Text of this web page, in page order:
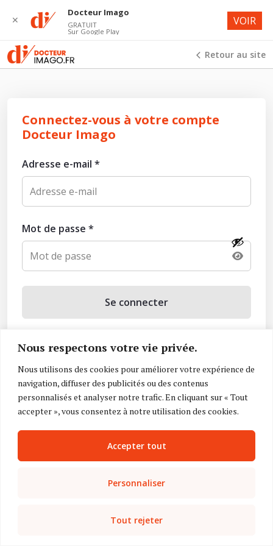
Nous respectons votre vie privée.
Nous utilisons des cookies pour améliorer votre expérience de
navigation, diffuser des publicités ou des contenus
personnalisés et analyser notre trafic. En cliquant sur « Tout
accepter », vous consentez à notre utilisation des cookies.
Personnaliser
Tout rejeter
Accepter tout
Retour au site
Connectez-vous à votre compte
Docteur Imago
Adresse e-mail *
Mot de passe *
Se connecter
Mot de passe oublié ?
Vous n’avez pas de compte ? Inscrivez-vous
✕
Docteur Imago
GRATUIT
Sur Google Play
VOIR